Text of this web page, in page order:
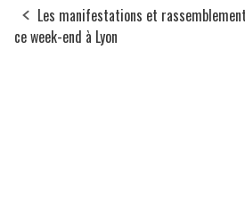
Les manifestations et
ce week-end à Lyon